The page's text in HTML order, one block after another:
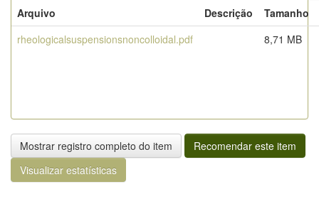
Arquivo
Descrição
Tamanho
rheologicalsuspensionsnoncolloidal.pdf
8,71 MB
Mostrar registro completo do item
Recomendar este item
Visualizar estatísticas